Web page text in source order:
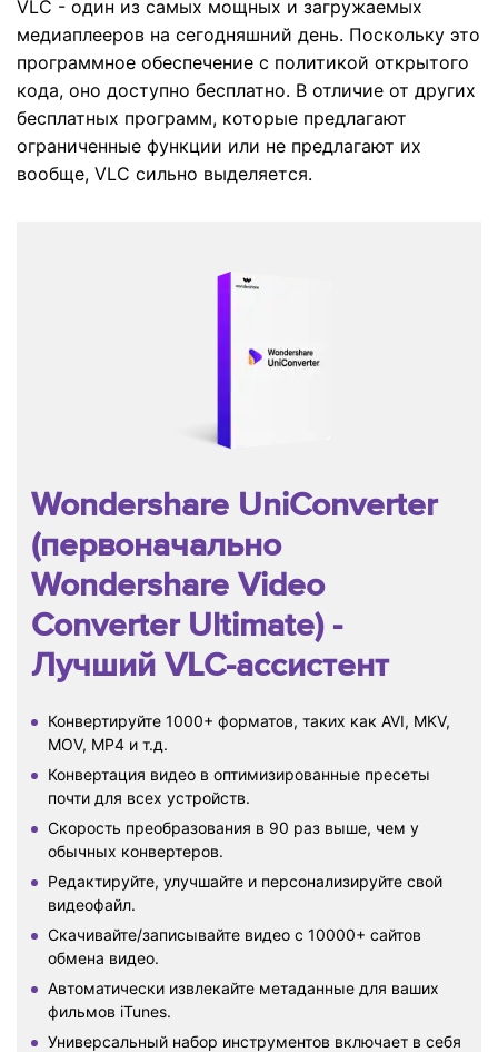
НАЙДИТЕ БОЛЬШЕ РЕШЕНИЙ
Технические
Характеристики
Полный список поддерживаемых форматов,
устройств и графических процессоров.
Что Нового Последние новости и обновления UniConverter.
search
VLC - один из самых мощных и загружаемых
медиаплееров на сегодняшний день. Поскольку это
программное обеспечение с политикой открытого
кода, оно доступно бесплатно. В отличие от других
бесплатных программ, которые предлагают
ограниченные функции или не предлагают их
вообще, VLC сильно выделяется.
Wondershare UniConverter
(первоначально
Wondershare Video
Converter Ultimate) -
Лучший VLC-ассистент
Конвертируйте 1000+ форматов, таких как AVI, MKV,
MOV, MP4 и т.д.
Конвертация видео в оптимизированные пресеты
почти для всех устройств.
Скорость преобразования в 90 раз выше, чем у
обычных конвертеров.
Редактируйте, улучшайте и персонализируйте свой
видеофайл.
Скачивайте/записывайте видео с 10000+ сайтов
обмена видео.
Автоматически извлекайте метаданные для ваших
фильмов iTunes.
Универсальный набор инструментов включает в себя